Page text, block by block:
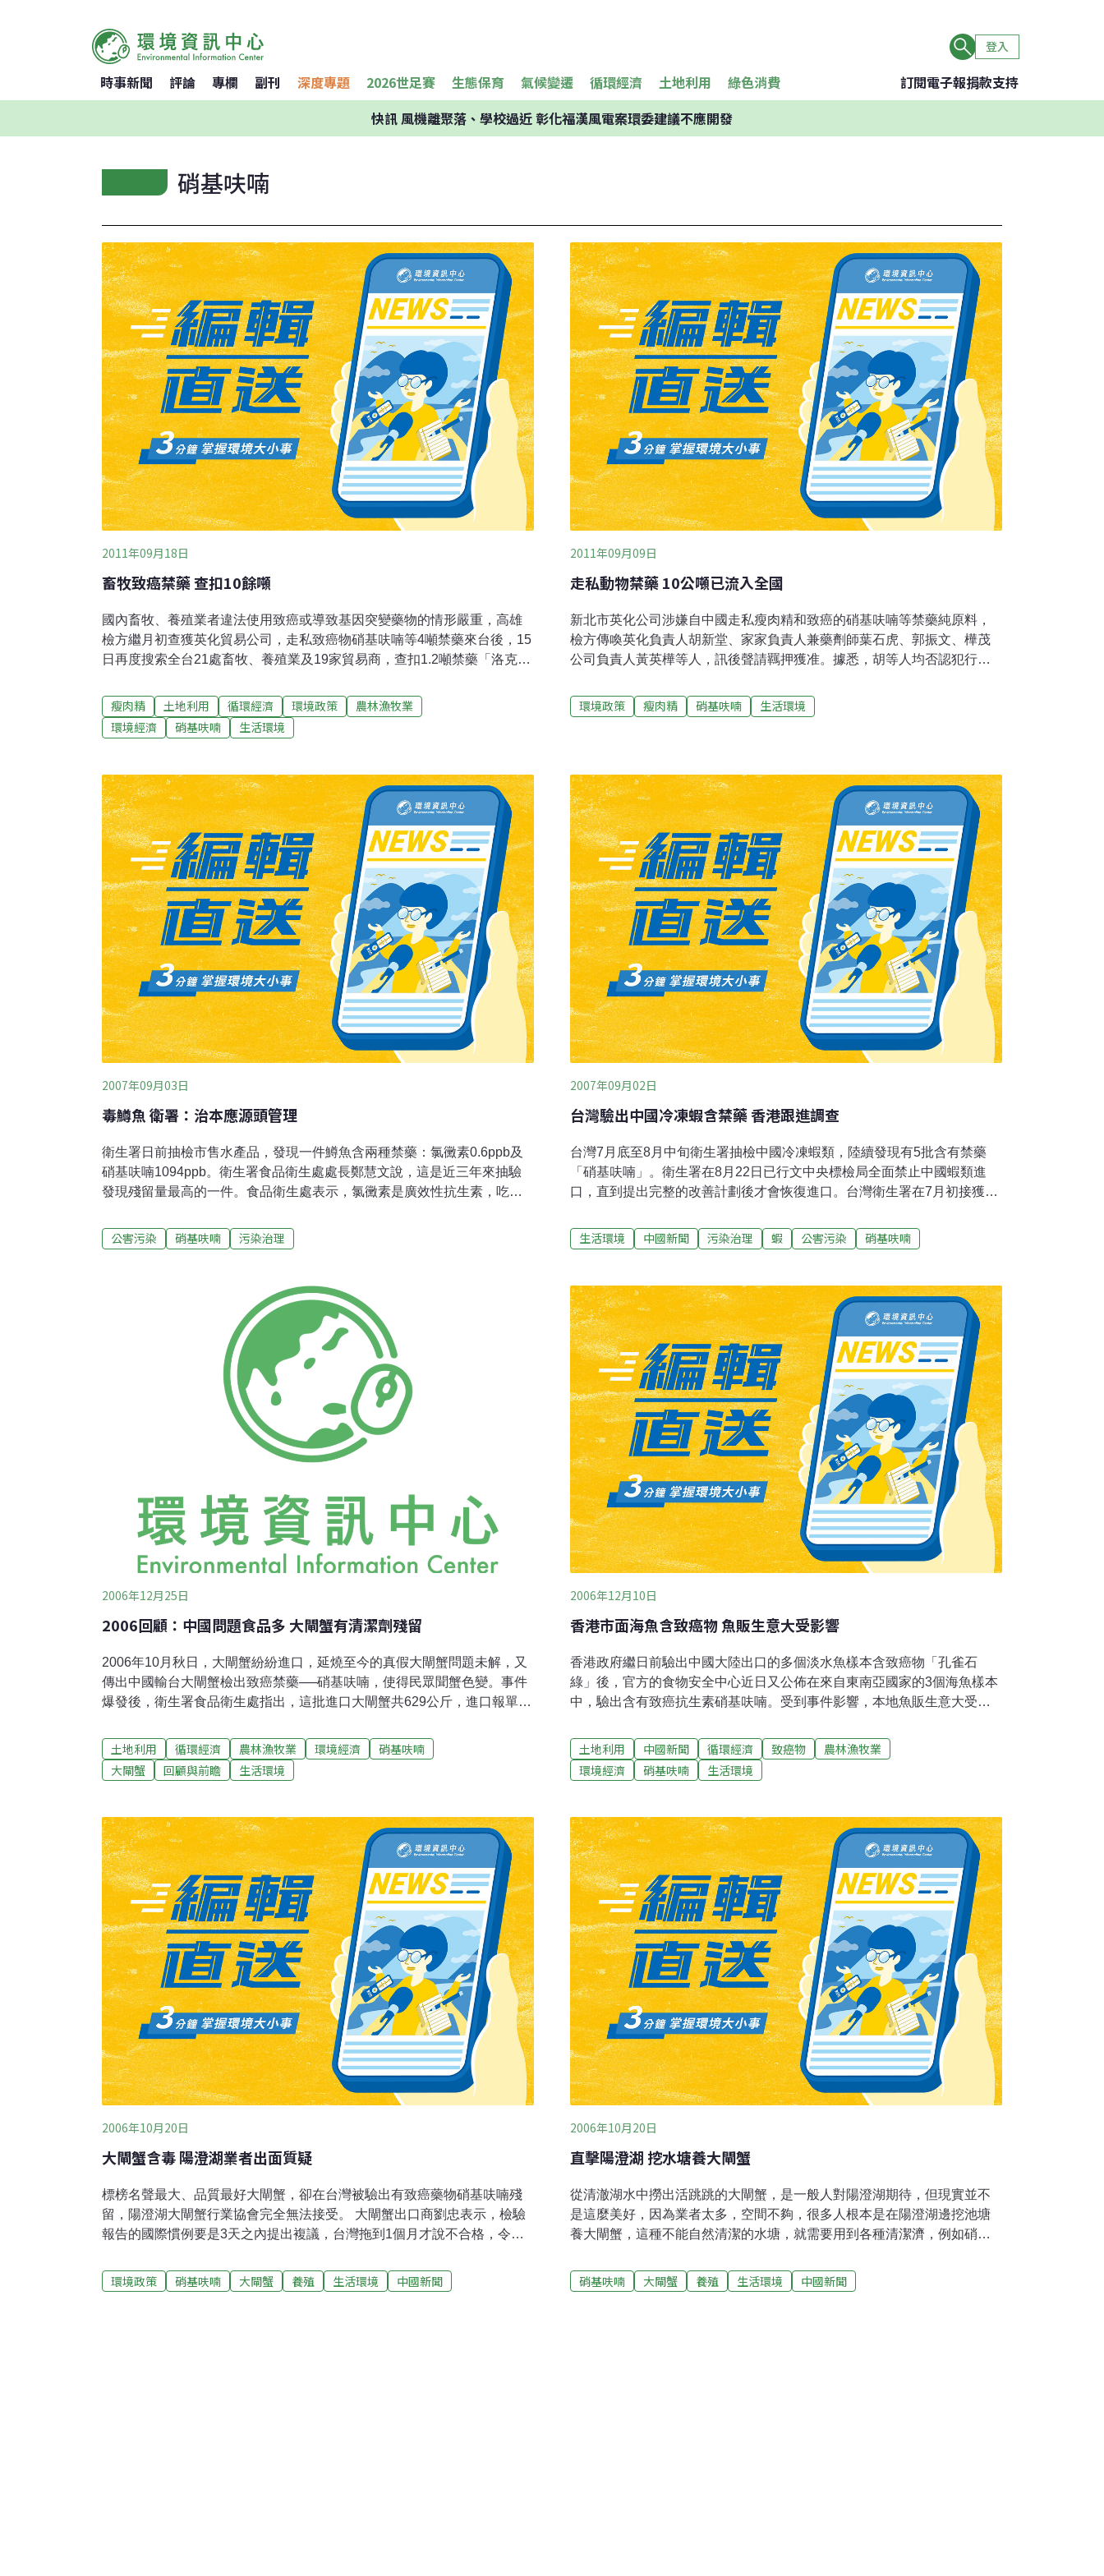
登入
時事新聞 評論 專欄 副刊 深度專題 2026世足賽 生態保育 氣候變遷 循環經濟 土地利用 綠色消費 訂閱電子報捐款支持
快訊風機離聚落、學校過近 彰化福漢風電案環委建議不應開發
硝基呋喃
2011年09月18日
畜牧致癌禁藥 查扣10餘噸
國內畜牧、養殖業者違法使用致癌或導致基因突變藥物的情形嚴重，高雄
檢方繼月初查獲英化貿易公司，走私致癌物硝基呋喃等4噸禁藥來台後，15
日再度搜索全台21處畜牧、養殖業及19家貿易商，查扣1.2噸禁藥「洛克沙
致癌或基因突變，國內早已明令禁用；瘦肉精用於養豬業，可讓豬多長瘦
肉，消費者食用後可能會出現心悸、血壓上升，甚至死亡。洛克沙砷為生
長藥物，多用於豬、雞，部分不肖業者會在飼料裡添加，但動物食用後會
在屏東查獲的洛克砂砷，業者不但未經農委會許可，連出產地、產品名稱
都沒有。謝姓業者表示，藥物是二個月前向英化公司購買，他飼養的豬都
有食用。檢調表示，這批被查扣的洛克砂砷都是純原料，業者分裝時會用
水稀釋，然後再以高價販售牟利，估計利潤相當可觀。
瘦肉精 土地利用 循環經濟 環境政策
農林漁牧業
環境經濟
硝基呋喃 生活環境
2011年09月09日
走私動物禁藥 10公噸已流入全國
新北市英化公司涉嫌自中國走私瘦肉精和致癌的硝基呋喃等禁藥純原料，
檢方傳喚英化負責人胡新堂、家家負責人兼藥劑師葉石虎、郭振文、樺茂
公司負責人黃英樺等人，訊後聲請羈押獲准。據悉，胡等人均否認犯行。
噸，研判近10公噸禁藥已流入市面。農委會防檢局副局長黃國青表示，這
是查獲走私及販賣非法動物用藥品最大量的一次。2011年1月間，高雄關稅
說，胡新堂自2009年1月起前往中國採購瘦肉精和硝基呋喃後，由同夥進南
貨運經理郭振文涉嫌以「氧化鎂」金屬染料名義報關進口，並透過屏東樺
茂動物藥業公司、彰化北斗鎮家家藥局等中、下游，銷售全台。6日上午，
雄檢見時機成熟，指揮搜索英化公司和倉庫、家家藥局、屏東樺茂公司等
七處，查扣1
環境政策 瘦肉精 硝基呋喃 生活環境
2007年09月03日
毒鱒魚 衛署：治本應源頭管理
衛生署日前抽檢市售水產品，發現一件鱒魚含兩種禁藥：氯黴素0.6ppb及
硝基呋喃1094ppb。衛生署食品衛生處處長鄭慧文說，這是近三年來抽驗
發現殘留量最高的一件。食品衛生處表示，氯黴素是廣效性抗生素，吃進
能增長細菌的抗藥性。至於硝基呋喃則為廣效性抗菌劑，可避免水產生
病，雖尚無足夠證據顯示對人體有致癌性，但仍有致癌與基因突變的風
食用安全做好第二線把關；而農政單位對養殖業者的輔導管理工作，才是
公害污染 硝基呋喃 污染治理
2007年09月02日
台灣驗出中國冷凍蝦含禁藥 香港跟進調查
台灣7月底至8月中旬衛生署抽檢中國冷凍蝦類，陸續發現有5批含有禁藥
「硝基呋喃」。衛生署在8月22日已行文中央標檢局全面禁止中國蝦類進
口，直到提出完整的改善計劃後才會恢復進口。台灣衛生署在7月初接獲台
查驗率，衛生署在7月5日也將中國蝦類的查驗率由原本的5%提升至50%，
7月底至8月中旬陸續發現有5批中國蝦類不合格。現行規定不得檢驗出含有
30ppb間，衛生署已行文中央標檢局全面禁止中國蝦類進口，這5批蝦類沒
有流入市面。香港食物安全中心正了解事件，至今沒有採取任何行動。官
方香港電台引述食物安全中心發言人的話報導，香港當局會跟進事件。香
港本地兩間大型連鎖超級市場百佳和惠康都有出售從中國進口的凍蝦肉，
目前它們正與食物環衛生署及供應商接觸，等候指示。
生活環境 中國新聞 污染治理 蝦 公害污染 硝基呋喃
2006年12月25日
2006回顧：中國問題食品多 大閘蟹有清潔劑殘留
2006年10月秋日，大閘蟹紛紛進口，延燒至今的真假大閘蟹問題未解，又
傳出中國輸台大閘蟹檢出致癌禁藥──硝基呋喃，使得民眾聞蟹色變。事件
爆發後，衛生署食品衛生處指出，這批進口大閘蟹共629公斤，進口報單日
口大閘蟹擁有大陸官方、台灣海關、台灣科技公司的檢驗報告，經過三層
把關應無問題。業者出示一張張大閘蟹檢驗報告，包括：傳染病、寄生
蟲、氯霉素，還有民眾最擔心的孔雀石綠殘留，統統過關，但是檢驗報告
吃下肚，並不會有嚴重影響。9月間，由台灣媒體披露：國人赴中國大陸旅
遊，可攜帶10公斤的大閘蟹返台，相當於40隻的大閘蟹入境，不必經過檢
疫檢驗手續。海關人員表示，中國大陸不是農政、衛生單位認定的「疫
區」，所以早有此規定，只是國人不知情。前台灣省家畜衛生試驗所所長
劉培柏即投書媒
土地利用 循環經濟 農林漁牧業 環境經濟
硝基呋喃
大閘蟹
回顧與前瞻 生活環境
2006年12月10日
香港市面海魚含致癌物 魚販生意大受影響
香港政府繼日前驗出中國大陸出口的多個淡水魚樣本含致癌物「孔雀石
綠」後，官方的食物安全中心近日又公佈在來自東南亞國家的3個海魚樣本
中，驗出含有致癌抗生素硝基呋喃。受到事件影響，本地魚販生意大受影
土地利用 中國新聞 循環經濟 致癌物
農林漁牧業
環境經濟
硝基呋喃 生活環境
2006年10月20日
大閘蟹含毒 陽澄湖業者出面質疑
標榜名聲最大、品質最好大閘蟹，卻在台灣被驗出有致癌藥物硝基呋喃殘
留，陽澄湖大閘蟹行業協會完全無法接受。 大閘蟹出口商劉忠表示，檢驗
報告的國際慣例要是3天之內提出複議，台灣拖到1個月才說不合格，令人
經過3次體檢，身材大小、藥物殘留都是檢查項目，上市之後還有各式各樣
的抽查，品管嚴格，連日本進行的200個檢驗項目都輕鬆通過，竟然會在台
環境政策 硝基呋喃 大閘蟹 養殖 生活環境 中國新聞
2006年10月20日
直擊陽澄湖 挖水塘養大閘蟹
從清澈湖水中撈出活跳跳的大閘蟹，是一般人對陽澄湖期待，但現實並不
是這麼美好，因為業者太多，空間不夠，很多人根本是在陽澄湖邊挖池塘
養大閘蟹，這種不能自然清潔的水塘，就需要用到各種清潔濟，例如硝基
至是搬運工消毒過的手，都可能有藥物殘留。大閘蟹業者說：「抓大閘蟹
的時候，如果手抓破了，可能會拿一些藥來塗，可能就會有殘留。」被檢
硝基呋喃 大閘蟹 養殖 生活環境 中國新聞